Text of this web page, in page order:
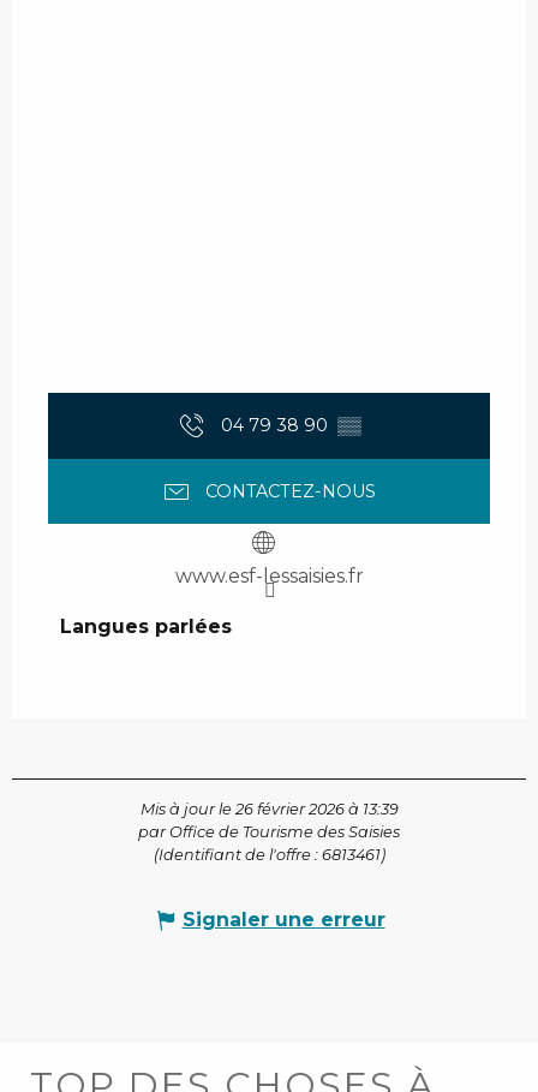
04 79 38 90 ▒▒
CONTACTEZ-NOUS
www.esf-lessaisies.fr
Langues parlées
Langues parlées
Mis à jour le 26 février 2026 à 13:39
par Office de Tourisme des Saisies
(Identifiant de l'offre : 6813461)
Signaler une erreur